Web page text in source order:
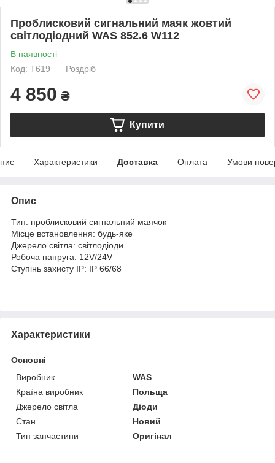
Проблисковий сигнальний маяк жовтий
світлодіодний WAS 852.6 W112
В наявності
Код: T619
Роздріб
4 850 ₴
Купити
Характеристики Доставка Оплата Умови
Опис
Тип: проблисковий сигнальний маячок
Місце встановлення: будь-яке
Джерело світла: світлодіоди
Робоча напруга: 12V/24V
Ступінь захисту IP: IP 66/68
Характеристики
Основні
Виробник
WAS
Країна виробник
Польща
Джерело світла
Діоди
Стан
Новий
Тип запчастини
Оригінал